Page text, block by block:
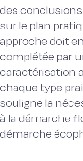
des
sur le plan
approche doit
complétée par
caractérisation
chaque type
souligne la
à la démarche
démarche